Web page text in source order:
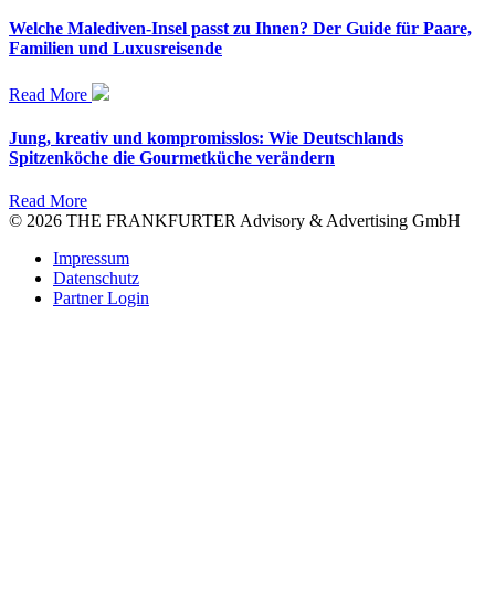
Welche Malediven-Insel passt zu Ihnen? Der Guide für Paare,
Familien und Luxusreisende
Read More
Jung, kreativ und kompromisslos: Wie Deutschlands
Spitzenköche die Gourmetküche verändern
Read More
© 2026 THE FRANKFURTER Advisory & Advertising GmbH
Impressum
Datenschutz
Partner Login